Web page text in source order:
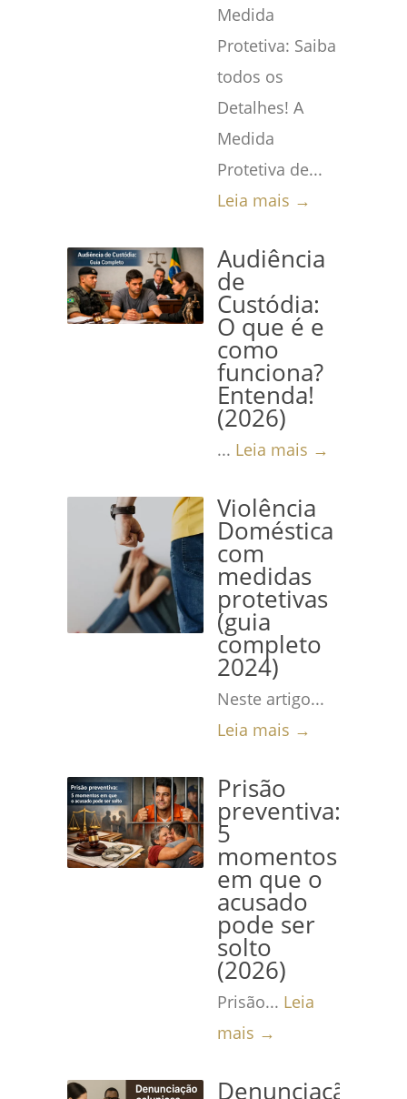
Medida
Protetiva: Saiba
todos os
Detalhes! A
Medida
Protetiva de...
Leia mais →
Audiência
de
Custódia:
O que é e
como
funciona?
Entenda!
(2026)
... Leia mais →
Violência
Doméstica
com
medidas
protetivas
(guia
completo
2024)
Neste artigo...
Leia mais →
Prisão
preventiva:
5
momentos
em que o
acusado
pode ser
solto
(2026)
Prisão... Leia
mais →
Denunciação